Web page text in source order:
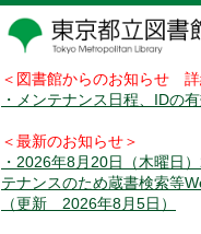
＜図書館からのお知らせ
・メンテナンス日程、IDの
＜最新のお知らせ＞
・2026年8月20日（木曜日
テナンスのため蔵書検索等
（更新 2026年8月5日）